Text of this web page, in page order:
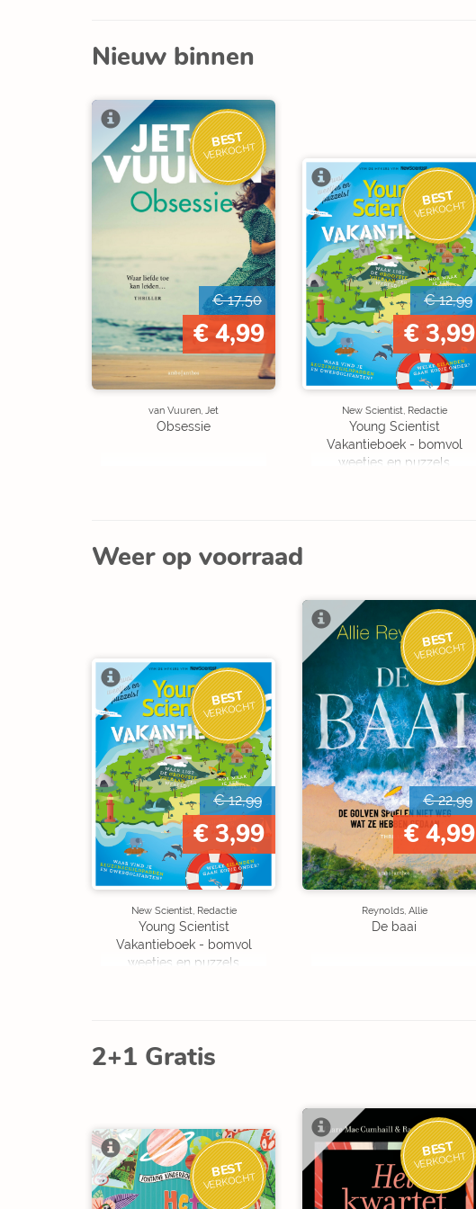
Nieuw binnen
BEST
VERKOCHT
€ 17,50
€ 4,99
van Vuuren, Jet
Obsessie
BEST
VERKOCHT
€ 12,99
€ 3,99
New Scientist, Redactie
Young Scientist
Vakantieboek - bomvol
weetjes en puzzels
Weer op voorraad
BEST
VERKOCHT
€ 12,99
€ 3,99
New Scientist, Redactie
Young Scientist
Vakantieboek - bomvol
weetjes en puzzels
BEST
VERKOCHT
€ 22,99
€ 4,99
Reynolds, Allie
De baai
2+1 Gratis
BEST
VERKOCHT
BEST
VERKOCHT